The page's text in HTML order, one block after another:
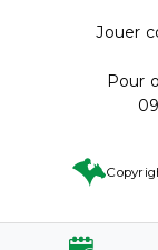
Jouer
Pour